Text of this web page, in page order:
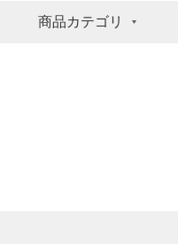
商品カテゴリ